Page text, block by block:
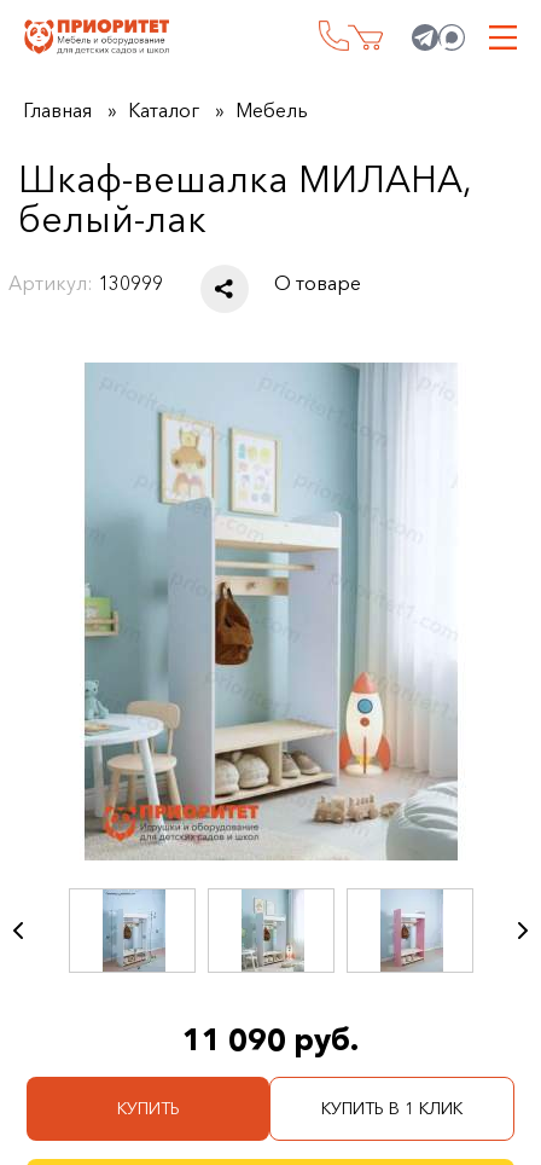
Главная Каталог Мебель
Шкаф-вешалка МИЛАНА,
белый-лак
Артикул: 130999 О товаре
11 090 руб.
КУПИТЬ КУПИТЬ В 1 КЛИК